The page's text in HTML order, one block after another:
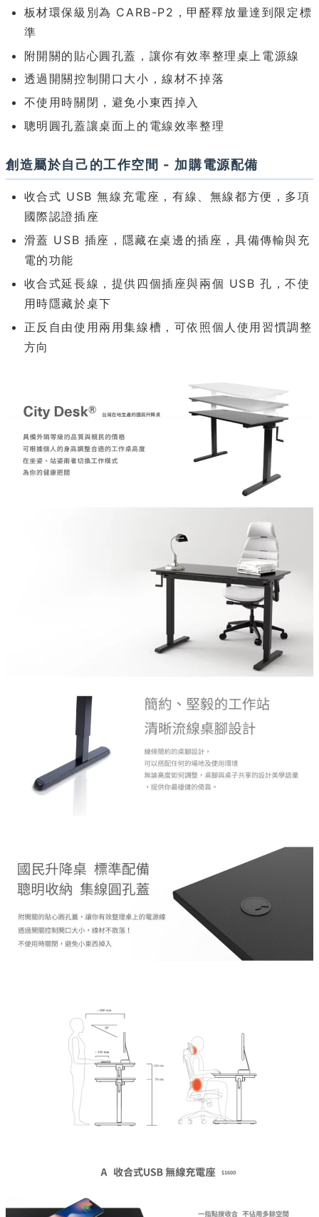
板材環保級別為 CARB-P2，甲醛釋放量達到限定標
準
附開關的貼心圓孔蓋，讓你有效率整理桌上電源線
透過開關控制開口大小，線材不掉落
不使用時關閉，避免小東西掉入
聰明圓孔蓋讓桌面上的電線效率整理
創造屬於自己的工作空間 - 加購電源配備
收合式 USB 無線充電座，有線、無線都方便，多項
國際認證插座
滑蓋 USB 插座，隱藏在桌邊的插座，具備傳輸與充
電的功能
收合式延長線，提供四個插座與兩個 USB 孔，不使
用時隱藏於桌下
正反自由使用兩用集線槽，可依照個人使用習慣調整
方向